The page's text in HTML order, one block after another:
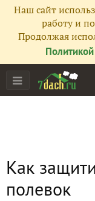
Наш сайт
работу и
Продолжая
Как
полевок